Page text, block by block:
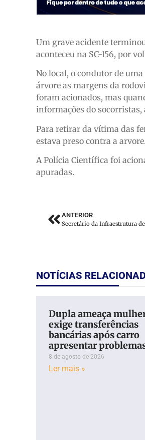
Um grave acidente
aconteceu na SC-156, por
No local, o condutor de
árvore as margens da
foram acionados, mas
informações do
Para retirar da vítima das
estava preso contra a arvore.
A Polícia Científica foi
apuradas.
ANTERIOR
NOTÍCIAS
Dupla ameaça
exige transferências
bancárias após carro
apresentar
8 de agosto de 2026
Ler mais »